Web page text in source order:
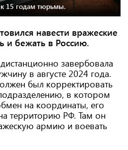
15 годам тюрьмы.
навести вражеские
и бежать в Россию.
завербовала
в августе 2024 года.
был корректировать
в котором
на координаты, его
территорию РФ. Там он
армию и воевать